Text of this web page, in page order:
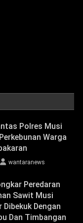
Polres Musi
Warga
wantaranews
Peredaran
Sawit Musi
Dibekuk Dengan
Dan Timbangan